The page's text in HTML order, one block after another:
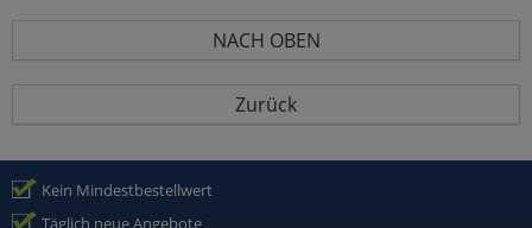
NACH OBEN
Zurück
Kein Mindestbestellwert
Täglich neue Angebote